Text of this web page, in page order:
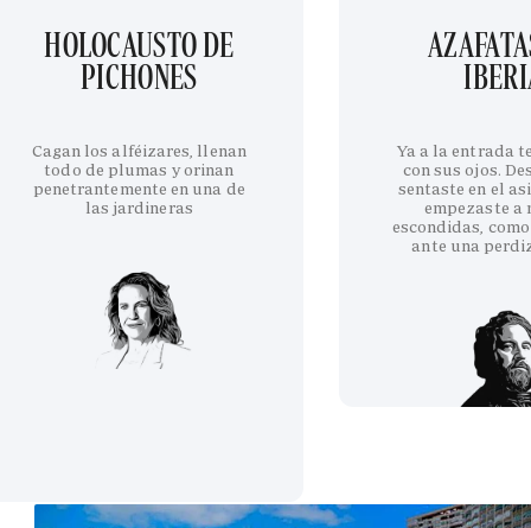
HOLOCAUSTO DE
PICHONES
Cagan los alféizares, llenan
todo de plumas y orinan
penetrantemente en una de
las jardineras
Ya a la entrada
con sus ojos.
sentaste en el
empezaste a
escondidas,
ante una